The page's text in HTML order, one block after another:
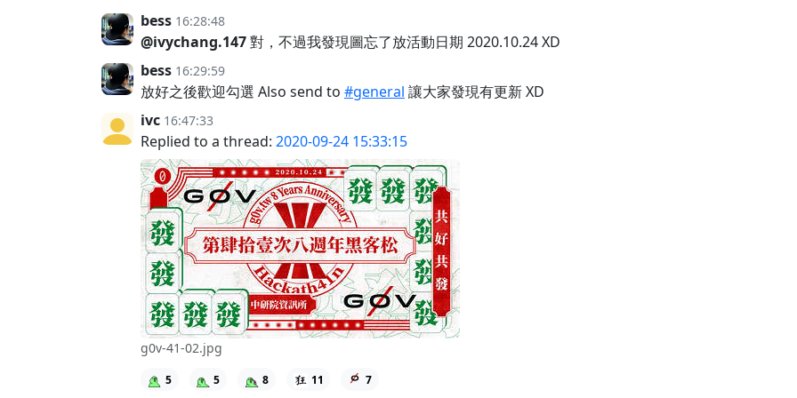
bess 16:28:48
@ivychang.147對，不過我發現圖忘了放活動日期 2020.10.24 XD
bess 16:29:59
放好之後歡迎勾選 Also send to #general 讓大家發現有更新 XD
ivc 16:47:33
Replied to a thread: 2020-09-24 15:33:15
g0v-41-02.jpg
5 5 8 11 7